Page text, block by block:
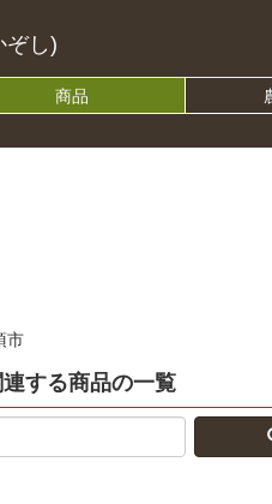
ぞし)
商品
市
する商品の一覧